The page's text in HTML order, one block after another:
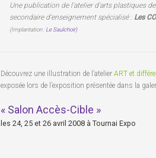
Une publication de l'atelier d'arts plastiques
secondaire d'enseignement spécialisé : Les
(Implantation :Le Saulchoir)
Découvrez une illustration de l’atelier ART et
exposée lors de l’exposition présentée dans la
« Salon Accès-Cible »
les 24, 25 et 26 avril 2008 à Tournai Expo